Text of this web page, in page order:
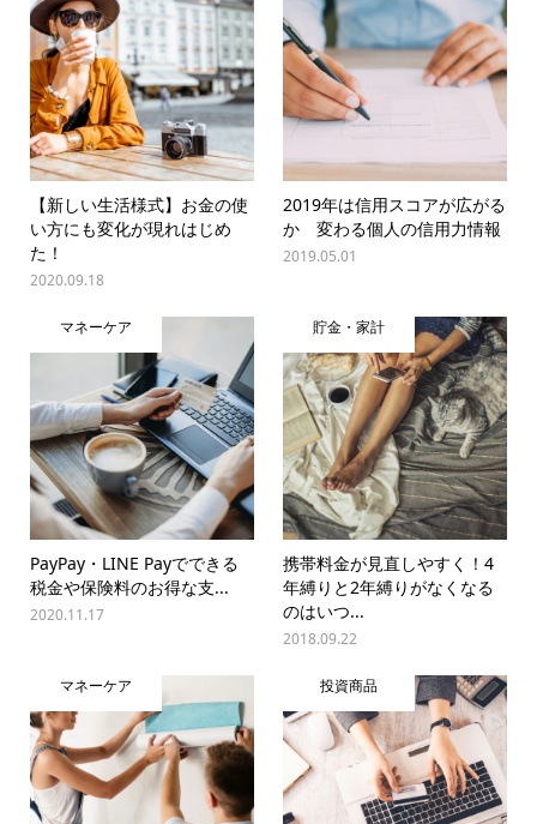
【新しい生活様式】お金の使
い方にも変化が現れはじめ
た！
2020.09.18
2019年は信用スコアが広がる
か 変わる個人の信用力情報
2019.05.01
マネーケア
PayPay・LINE Payでできる
税金や保険料のお得な支...
2020.11.17
貯金・家計
携帯料金が見直しやすく！4
年縛りと2年縛りがなくなる
のはいつ...
2018.09.22
マネーケア 投資商品